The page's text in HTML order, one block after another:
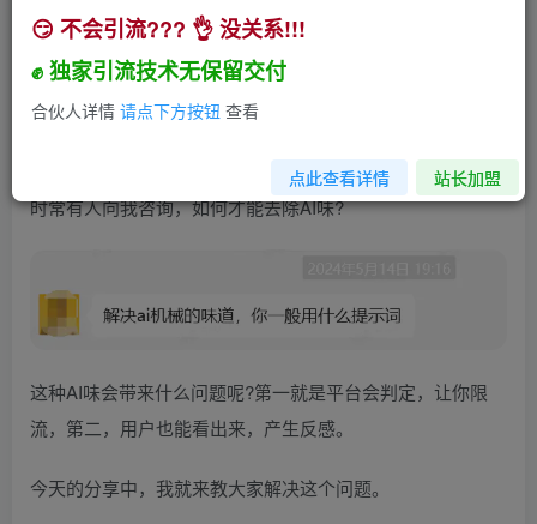
为什么你写的营销文案有AI味?因为你没有做这件
事。【附董宇辉式卖货文案指令2.0版】
小助手
809 80
时常有人向我咨询，如何才能去除AI味?
这种AI味会带来什么问题呢?第一就是平台会判定，让你限
流，第二，用户也能看出来，产生反感。
今天的分享中，我就来教大家解决这个问题。
😏 不会引流??? 👌 没关系!!!
✊ 独家引流技术无保留交付
合伙人详情 请点下方按钮 查看
点此查看详情 站长加盟